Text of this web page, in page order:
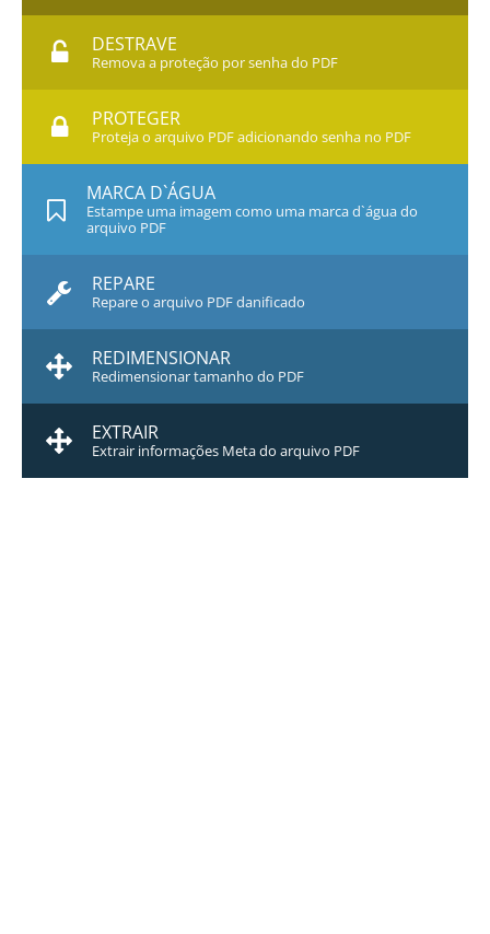
DESTRAVE
Remova a proteção por senha do PDF
PROTEGER
Proteja o arquivo PDF adicionando senha no PDF
MARCA D`ÁGUA
Estampe uma imagem como uma marca d`água do
arquivo PDF
REPARE
Repare o arquivo PDF danificado
REDIMENSIONAR
Redimensionar tamanho do PDF
EXTRAIR
Extrair informações Meta do arquivo PDF